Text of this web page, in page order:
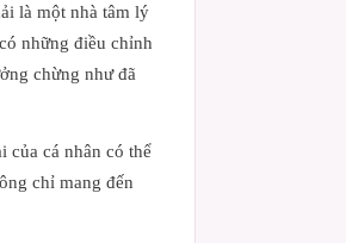
là một nhà tâm lý
những điều chỉnh
chừng như đã
của cá nhân có thể
chỉ mang đến